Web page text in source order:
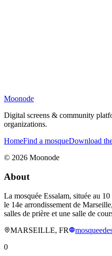
Moonode
Digital screens & community
organizations.
HomeFind a mosqueDownload
© 2026 Moonode
About
La mosquée Essalam, située au
le 14e arrondissement de
salles de prière et une salle de
MARSEILLE, FR
0